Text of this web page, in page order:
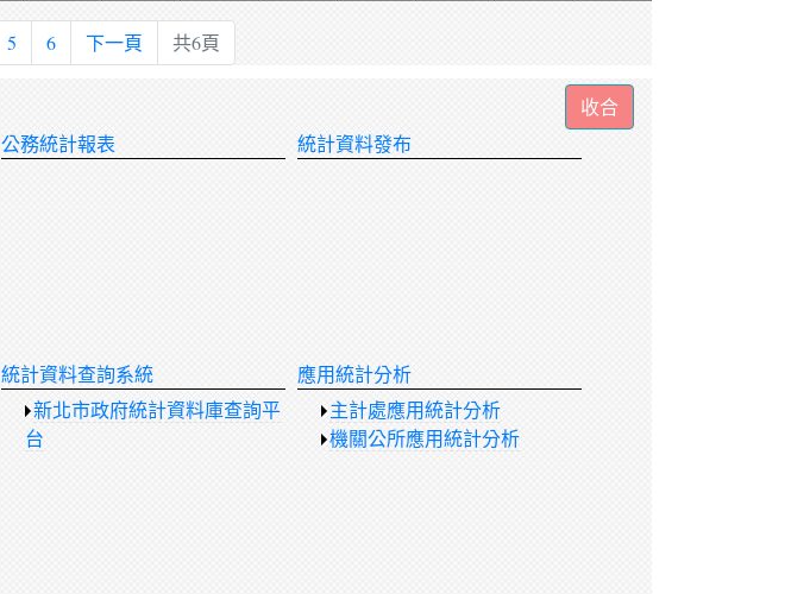
5 6 下一頁 共6頁
公務統計報表 統計資料發布
統計資料查詢系統
新北市政府統計資料庫查詢平
台
應用統計分析
主計處應用統計分析
機關公所應用統計分析